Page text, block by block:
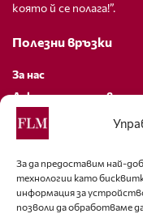
За да предоставим най-
технологии като
информация за
позволи да обработваме
която й се полага!”.
Полезни връзки
За нас
Декларация за
Политика за
За контакти
editor@fashion-